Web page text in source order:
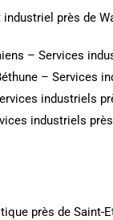
industriel près de
– Services
– Services
industriels
industriels
près de Saint-